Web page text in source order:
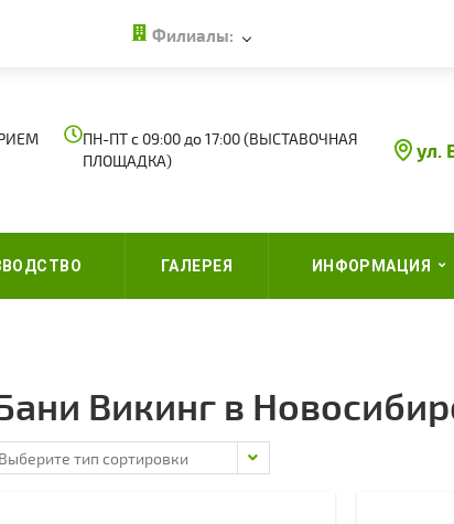
Филиалы:
ПН-ПТ с 09:00 до 17:00 (ВЫСТАВОЧНАЯ
ПЛОЩАДКА)
ул.
ГАЛЕРЕЯ ИНФОРМАЦИЯ
Викинг в